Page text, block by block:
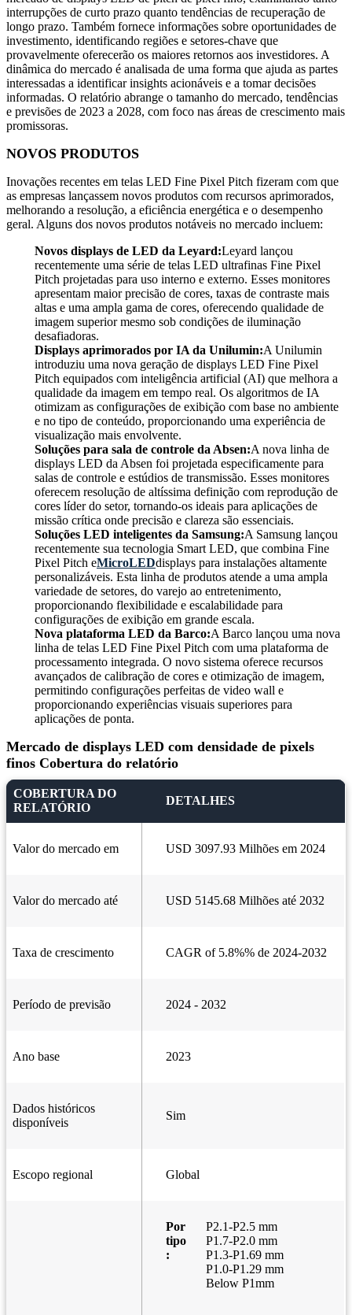
interrupções de curto prazo quanto tendências de recuperação de
longo prazo. Também fornece informações sobre oportunidades de
investimento, identificando regiões e setores-chave que
provavelmente oferecerão os maiores retornos aos investidores. A
dinâmica do mercado é analisada de uma forma que ajuda as partes
interessadas a identificar insights acionáveis ​​e a tomar decisões
informadas. O relatório abrange o tamanho do mercado, tendências
e previsões de 2023 a 2028, com foco nas áreas de crescimento mais
promissoras.
NOVOS PRODUTOS
Inovações recentes em telas LED Fine Pixel Pitch fizeram com que
as empresas lançassem novos produtos com recursos aprimorados,
melhorando a resolução, a eficiência energética e o desempenho
geral. Alguns dos novos produtos notáveis ​​no mercado incluem:
Novos displays de LED da Leyard:Leyard lançou
recentemente uma série de telas LED ultrafinas Fine Pixel
Pitch projetadas para uso interno e externo. Esses monitores
apresentam maior precisão de cores, taxas de contraste mais
altas e uma ampla gama de cores, oferecendo qualidade de
imagem superior mesmo sob condições de iluminação
desafiadoras.
Displays aprimorados por IA da Unilumin:A Unilumin
introduziu uma nova geração de displays LED Fine Pixel
Pitch equipados com inteligência artificial (AI) que melhora a
qualidade da imagem em tempo real. Os algoritmos de IA
otimizam as configurações de exibição com base no ambiente
e no tipo de conteúdo, proporcionando uma experiência de
visualização mais envolvente.
Soluções para sala de controle da Absen:A nova linha de
displays LED da Absen foi projetada especificamente para
salas de controle e estúdios de transmissão. Esses monitores
oferecem resolução de altíssima definição com reprodução de
cores líder do setor, tornando-os ideais para aplicações de
missão crítica onde precisão e clareza são essenciais.
Soluções LED inteligentes da Samsung:A Samsung lançou
recentemente sua tecnologia Smart LED, que combina Fine
Pixel Pitch eMicroLEDdisplays para instalações altamente
personalizáveis. Esta linha de produtos atende a uma ampla
variedade de setores, do varejo ao entretenimento,
proporcionando flexibilidade e escalabilidade para
configurações de exibição em grande escala.
Nova plataforma LED da Barco:A Barco lançou uma nova
linha de telas LED Fine Pixel Pitch com uma plataforma de
processamento integrada. O novo sistema oferece recursos
avançados de calibração de cores e otimização de imagem,
permitindo configurações perfeitas de video wall e
proporcionando experiências visuais superiores para
aplicações de ponta.
Mercado de displays LED com densidade de pixels
finos Cobertura do relatório
COBERTURA DO
RELATÓRIO
DETALHES
Valor do mercado em USD 3097.93 Milhões em 2024
Valor do mercado até USD 5145.68 Milhões até 2032
Taxa de crescimento CAGR of 5.8%% de 2024-2032
Período de previsão 2024 - 2032
Ano base 2023
Dados históricos
disponíveis
Sim
Escopo regional Global
Por
tipo
:
P2.1-P2.5 mm
P1.7-P2.0 mm
P1.3-P1.69 mm
P1.0-P1.29 mm
Below P1mm